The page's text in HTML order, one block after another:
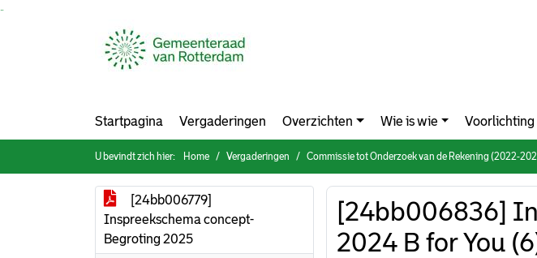
Startpagina Vergaderingen Overzichten Wie is wie Voorlichting
U bevindt zich hier: Home Vergaderingen Commissie tot Onderzoek van de Rekening (2022-2026)
[24bb006779]
Inspreekschema concept-
Begroting 2025
[24bb006836]
2024 B for You